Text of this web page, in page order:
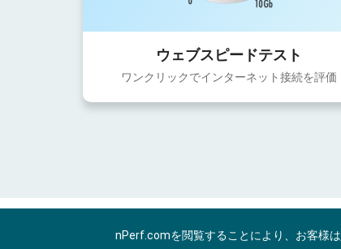
ウェブスピードテスト
ワンクリックでインターネット接続を評価
nPerf.comを閲覧することにより、お客様は